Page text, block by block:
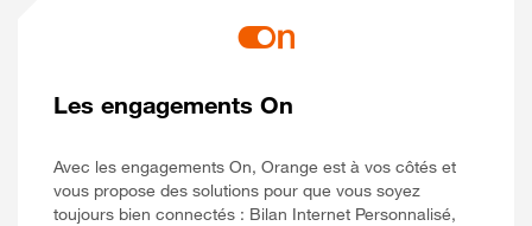
Les engagements On
Avec les engagements On, Orange est à vos côtés et
vous propose des solutions pour que vous soyez
toujours bien connectés : Bilan Internet Personnalisé,